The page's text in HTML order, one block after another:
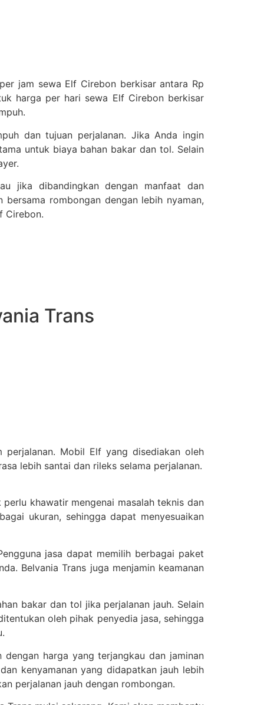
jam sewa Elf Cirebon berkisar antara Rp
harga per hari sewa Elf Cirebon berkisar
dan tujuan perjalanan. Jika Anda ingin
untuk biaya bahan bakar dan tol. Selain
jika dibandingkan dengan manfaat dan
rombongan dengan lebih nyaman,
Cirebon.
Trans
perjalanan. Mobil Elf yang disediakan oleh
lebih santai dan rileks selama perjalanan.
khawatir mengenai masalah teknis dan
ukuran, sehingga dapat menyesuaikan
jasa dapat memilih berbagai paket
Belvania Trans juga menjamin keamanan
bakar dan tol jika perjalanan jauh. Selain
oleh pihak penyedia jasa, sehingga
harga yang terjangkau dan jaminan
kenyamanan yang didapatkan jauh lebih
perjalanan jauh dengan rombongan.